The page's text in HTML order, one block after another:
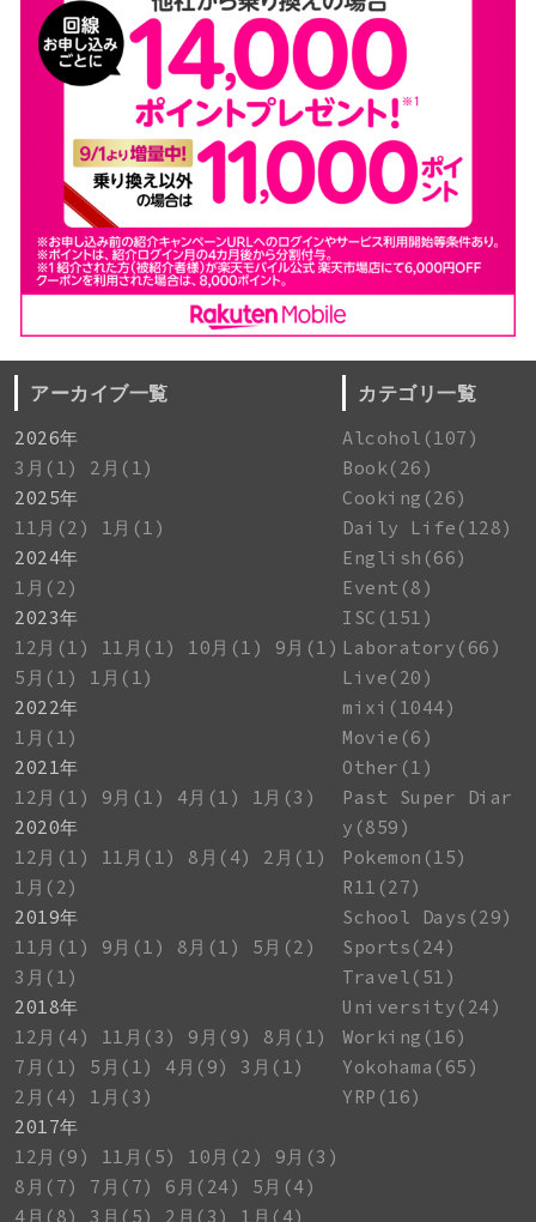
アーカイブ一覧
2026年
3月(1)
2月(1)
2025年
11月(2)
1月(1)
2024年
1月(2)
2023年
12月(1)
11月(1) 10月(1)
9月(1)
5月(1)
1月(1)
2022年
1月(1)
2021年
12月(1)
9月(1) 4月(1)
1月(3)
2020年
12月(1)
11月(1) 8月(4)
2月(1)
1月(2)
2019年
11月(1)
9月(1) 8月(1)
5月(2)
3月(1)
2018年
12月(4)
11月(3) 9月(9)
8月(1)
7月(1)
5月(1) 4月(9)
3月(1)
2月(4)
1月(3)
2017年
12月(9)
11月(5) 10月(2)
9月(3)
8月(7)
7月(7) 6月(24)
5月(4)
4月(8)
3月(5) 2月(3)
1月(4)
カテゴリ一覧
Alcohol(107)
Book(26)
Cooking(26)
Daily Life(128)
English(66)
Event(8)
ISC(151)
Laboratory(66)
Live(20)
mixi(1044)
Movie(6)
Other(1)
Past Super Diar
y(859)
Pokemon(15)
R11(27)
School Days(29)
Sports(24)
Travel(51)
University(24)
Working(16)
Yokohama(65)
YRP(16)